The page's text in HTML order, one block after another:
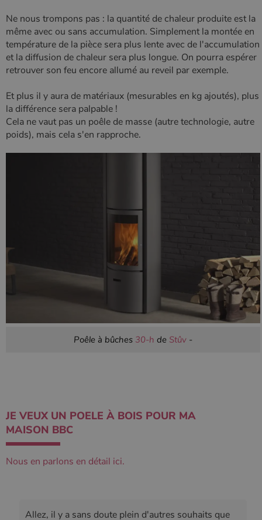
Ne nous trompons pas : la quantité de chaleur produite est la
même avec ou sans accumulation. Simplement la montée en
température de la pièce sera plus lente avec de l'accumulation
et la diffusion de chaleur sera plus longue. On pourra espérer
retrouver son feu encore allumé au reveil par exemple.
Et plus il y aura de matériaux (mesurables en kg ajoutés), plus
la différence sera palpable !
Cela ne vaut pas un poêle de masse (autre technologie, autre
poids), mais cela s'en rapproche.
Poêle à bûches 30-h de Stûv-
JE VEUX UN POELE À BOIS POUR MA
MAISON BBC
Nous en parlons en détail ici.
Allez, il y a sans doute plein d'autres souhaits que